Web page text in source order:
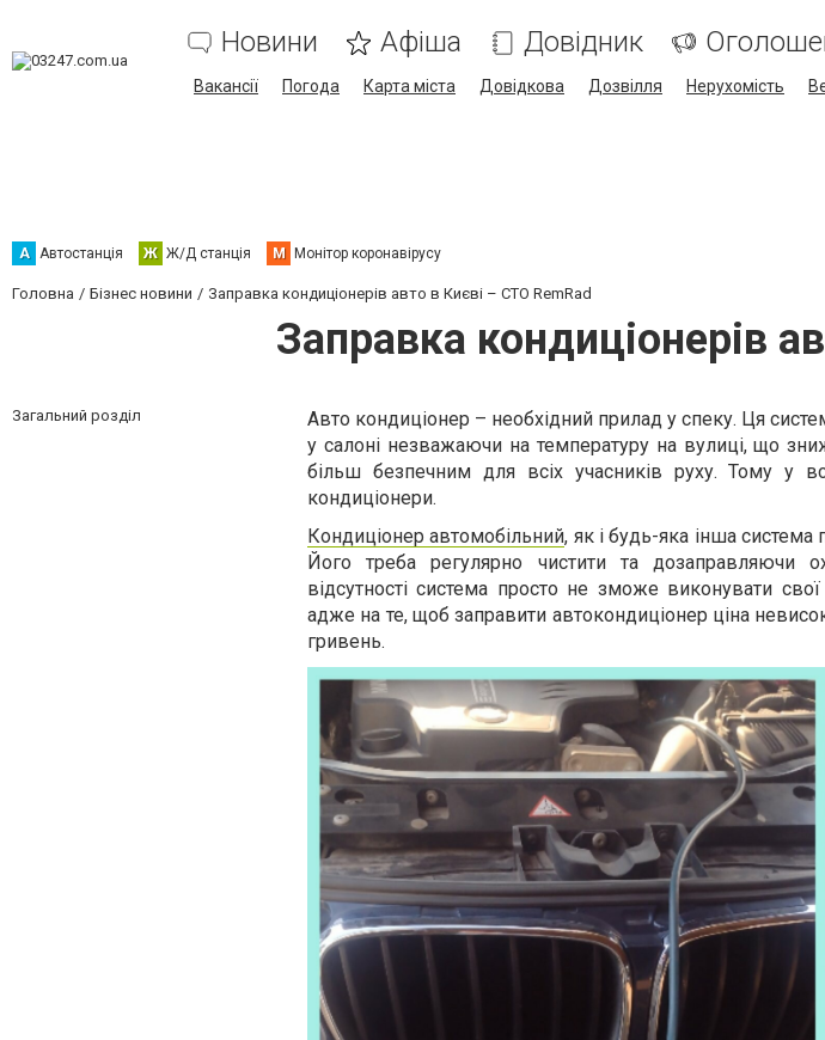
Новини Афіша Довідник
Вакансії Погода Карта міста Довідкова Дозвілля Нерухомість
А Автостанція Ж Ж/Д станція М Монітор коронавірусу
Головна Бізнес новини Заправка кондиціонерів авто в Києві – СТО RemRad
Заправка кондиціонерів
Загальний розділ
Авто кондиціонер – необхідний прилад у спеку. Ця
у салоні незважаючи на температуру на вулиці, що
більш безпечним для всіх учасників руху. Тому у
кондиціонери.
Кондиціонер автомобільний, як і будь-яка інша система
Його треба регулярно чистити та
відсутності система просто не зможе виконувати
адже на те, щоб заправити автокондиціонер ціна
гривень.